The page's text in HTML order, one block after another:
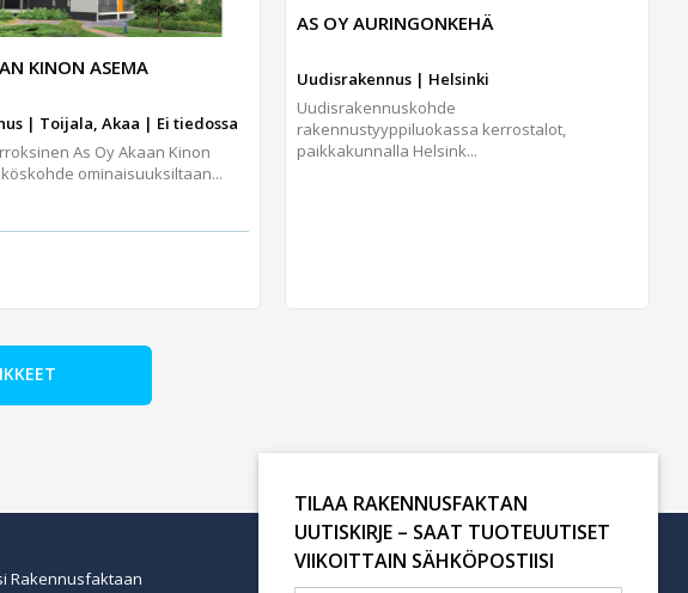
KINON ASEMA
| Toijala, Akaa | Ei tiedossa
As Oy Akaan Kinon
ominaisuuksiltaan...
AS OY AURINGONKEHÄ
Uudisrakennus | Helsinki
Uudisrakennuskohde
rakennustyyppiluokassa kerrostalot,
paikkakunnalla Helsink...
Rakennusfaktaan
TILAA RAKENNUSFAKTAN
UUTISKIRJE – SAAT TUOTEUUTISET
VIIKOITTAIN SÄHKÖPOSTIISI